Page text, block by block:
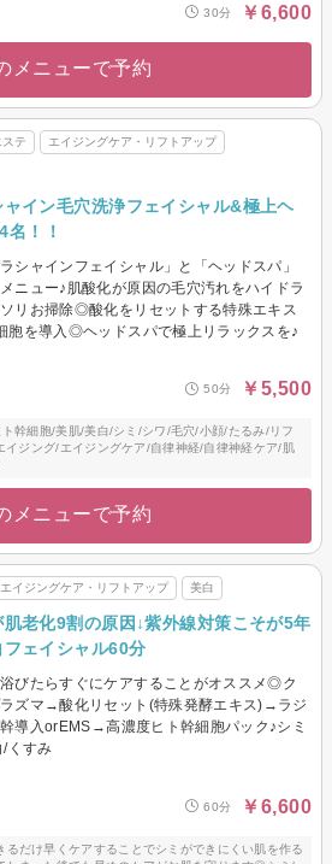
30分 ￥6,600
メニューで予約
テ エイジングケア・リフトアップ
ャイン毛穴洗浄フェイシャル&極上ヘ
名！！
ラシャインフェイシャル」と「ヘッドスパ」
ニュー♪肌酸化が原因の毛穴汚れをハイドラ
リお掃除◎酸化をリセットする特殊エキス
胞を導入◎ヘッドスパで極上リラックスを♪
50分 ￥5,500
幹細胞/美肌/美白/シミ/シワ/毛穴/小顔/たるみ/リフ
イジング/エイジングケア/自律神経/自律神経ケア/肌
メニューで予約
エイジングケア・リフトアップ 美白
肌老化9割の原因↓紫外線対策こそが5年
ェイシャル60分
びたらすぐにケアすることがオススメ◎ク
ズマ→酸化リセット(特殊発酵エキス)→ラジ
導入orEMS→高濃度ヒト幹細胞パック♪シミ
/くすみ
60分 ￥6,600
だけ早くケアすることでシミができにくい肌を作る